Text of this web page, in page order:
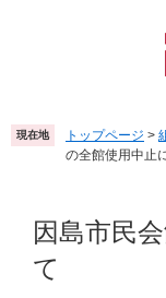
頭
で
飛
ば
現在地 トップページ >
の全館使用中止
因島市民
て